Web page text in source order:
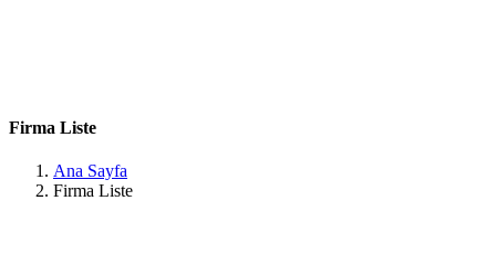
Firma Liste
Ana Sayfa
Firma Liste